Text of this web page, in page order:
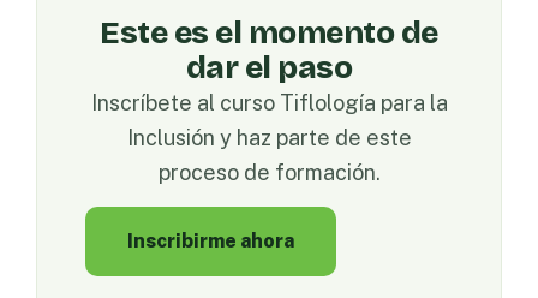
Este es el momento de
dar el paso
Inscríbete al curso Tiflología para la
Inclusión y haz parte de este
proceso de formación.
Inscribirme ahora